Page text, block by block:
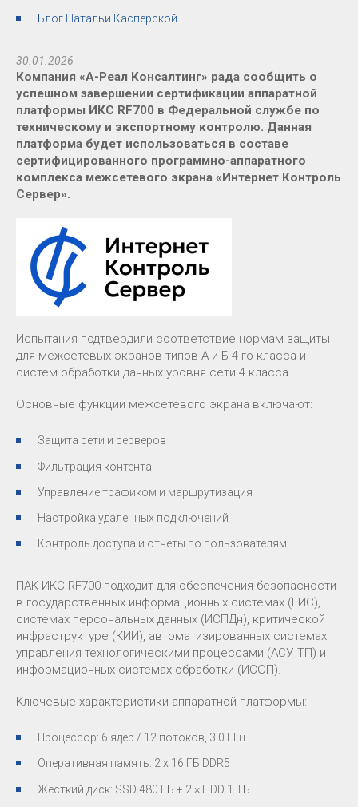
Блог Натальи Касперской
30.01.2026
Компания «А-Реал Консалтинг» рада сообщить о
успешном завершении сертификации аппаратной
платформы ИКС RF700 в Федеральной службе по
техническому и экспортному контролю. Данная
платформа будет использоваться в составе
сертифицированного программно-аппаратного
комплекса межсетевого экрана «Интернет Контроль
Сервер».
Испытания подтвердили соответствие нормам защиты
для межсетевых экранов типов А и Б 4-го класса и
систем обработки данных уровня сети 4 класса.
Основные функции межсетевого экрана включают:
Защита сети и серверов
Фильтрация контента
Управление трафиком и маршрутизация
Настройка удаленных подключений
Контроль доступа и отчеты по пользователям.
ПАК ИКС RF700 подходит для обеспечения безопасности
в государственных информационных системах (ГИС),
системах персональных данных (ИСПДн), критической
инфраструктуре (КИИ), автоматизированных системах
управления технологическими процессами (АСУ ТП) и
информационных системах обработки (ИСОП).
Ключевые характеристики аппаратной платформы:
Процессор: 6 ядер / 12 потоков, 3.0 ГГц
Оперативная память: 2 х 16 ГБ DDR5
Жесткий диск: SSD 480 ГБ + 2 × HDD 1 ТБ